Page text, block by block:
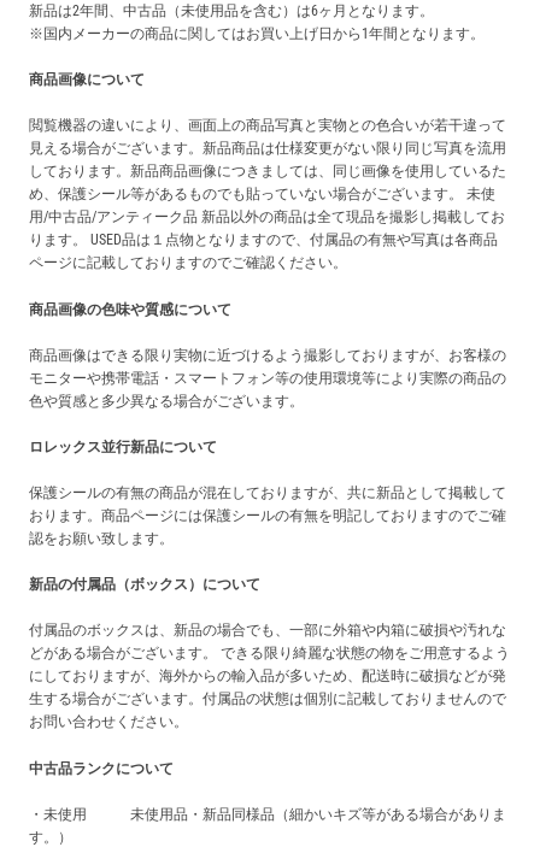
新品は2年間、中古品（未使用品を含む）は6ヶ月となります。
※国内メーカーの商品に関してはお買い上げ日から1年間となります。
商品画像について
閲覧機器の違いにより、画面上の商品写真と実物との色合いが若干違って
見える場合がございます。新品商品は仕様変更がない限り同じ写真を流用
しております。新品商品画像につきましては、同じ画像を使用しているた
め、保護シール等があるものでも貼っていない場合がございます。 未使
用/中古品/アンティーク品 新品以外の商品は全て現品を撮影し掲載してお
ります。 USED品は１点物となりますので、付属品の有無や写真は各商品
ページに記載しておりますのでご確認ください。
商品画像の色味や質感について
商品画像はできる限り実物に近づけるよう撮影しておりますが、お客様の
モニターや携帯電話・スマートフォン等の使用環境等により実際の商品の
色や質感と多少異なる場合がございます。
ロレックス並行新品について
保護シールの有無の商品が混在しておりますが、共に新品として掲載して
おります。商品ページには保護シールの有無を明記しておりますのでご確
認をお願い致します。
新品の付属品（ボックス）について
付属品のボックスは、新品の場合でも、一部に外箱や内箱に破損や汚れな
どがある場合がございます。 できる限り綺麗な状態の物をご用意するよう
にしておりますが、海外からの輸入品が多いため、配送時に破損などが発
生する場合がございます。付属品の状態は個別に記載しておりませんので
お問い合わせください。
中古品ランクについて
・未使用 未使用品・新品同様品（細かいキズ等がある場合がありま
す。）